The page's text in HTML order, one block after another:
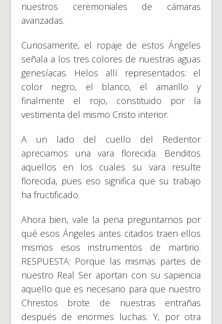
nuestros ceremoniales de cámaras
avanzadas.
Curiosamente, el ropaje de estos Ángeles
señala a los tres colores de nuestras aguas
genesíacas. Helos allí representados: el
color negro, el blanco, el amarillo y
finalmente el rojo, constituido por la
vestimenta del mismo Cristo interior.
A un lado del cuello del Redentor
apreciamos una vara florecida. Benditos
aquellos en los cuales su vara resulte
florecida, pues eso significa que su trabajo
ha fructificado.
Ahora bien, vale la pena preguntarnos por
qué esos Ángeles antes citados traen ellos
mismos esos instrumentos de martirio.
RESPUESTA: Porque las mismas partes de
nuestro Real Ser aportan con su sapiencia
aquello que es necesario para que nuestro
Chrestos brote de nuestras entrañas
después de enormes luchas. Y, por otra